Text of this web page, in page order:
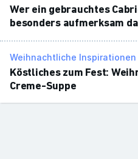
Wer ein gebrauchtes
beson­ders aufmerksam
Weihnachtliche Inspirationen
Köst­li­ches zum Fest:
Creme-Suppe